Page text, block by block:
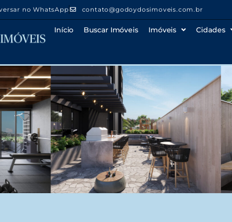
no WhatsApp contato@godoydosimoveis.com.br
Início Buscar Imóveis Imóveis Cidades